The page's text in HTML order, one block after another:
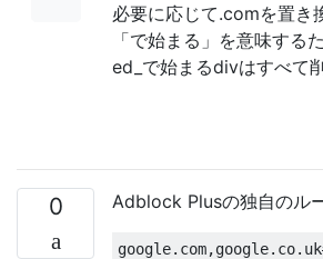
必要に応じて.comを置き
「で始まる」を意味す
ed_で始まるdivはすべて
0 Adblock Plusの独自のル